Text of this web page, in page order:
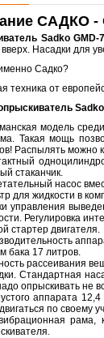
САДКО -
Sadko GMD-
вверх. Насадки для
Садко?
техника от
модель
Такая мощь
Распылять можно
стаканчик.
насос
для жидкости в
управления
Регулировка
стартер двигателя.
бака 17 литров.
рассеивания
Стандартная
опрыскивать не
аппарата
по своему
рама,